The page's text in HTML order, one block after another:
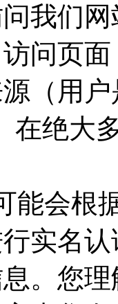
我们
问页
（用
在绝大
能会根
实名
。您